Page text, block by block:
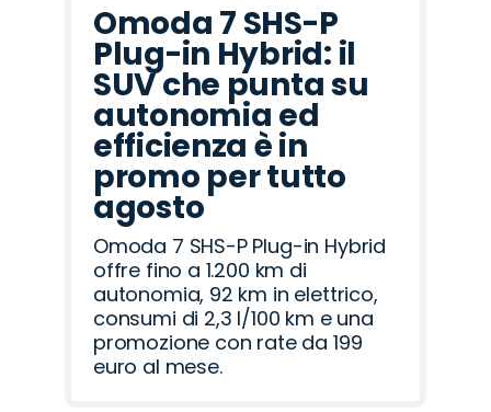
Omoda 7 SHS-P
Plug-in Hybrid: il
SUV che punta su
autonomia ed
efficienza è in
promo per tutto
agosto
Omoda 7 SHS-P Plug-in Hybrid
offre fino a 1.200 km di
autonomia, 92 km in elettrico,
consumi di 2,3 l/100 km e una
promozione con rate da 199
euro al mese.